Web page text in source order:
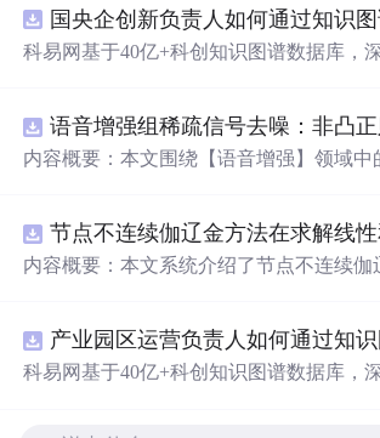
户转化为付费会员。同时，Spotify利用音
工具，建立多样化歌单，精准匹配用户情
科易网基于40亿+科创知识图谱数据库，
新领域的AI+数智化解决方案，推动科技
智能化发展。
内容概要：本文围绕【语音增强】领域中
文章系统阐述了组稀疏信号模型的构建机
则项以更精确地逼近理想稀疏性，克服传
实现，涵盖语音信号预处理、稀疏系数求
关键环节，并配套提供可复现的代码资源
进一步验证与拓展。该方法在保留数学可
内容概要：本文系统介绍了节点不连续伽
种高精度、高分辨率的数值离散化技术，
主导的偏微分方程求解，在处理间断解和
科易网基于40亿+科创知识图谱数据库，